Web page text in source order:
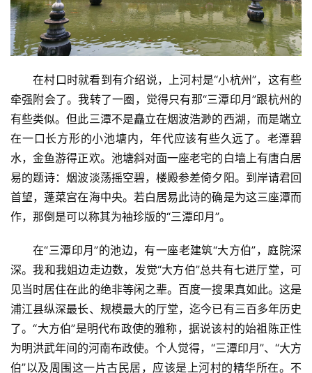
在村口时就看到有介绍说，上河村是“小杭州”，这有些
牵强附会了。我转了一圈，觉得只有那“三潭印月”跟杭州的
有些类似。但此三潭不是矗立在烟波浩渺的西湖，而是端立
在一口长方形的小池塘内，年代应该有些久远了。老潭碧
水，金鱼游得正欢。池塘斜对面一座老宅的白墙上有唐白居
易的题诗：烟波淡荡摇空碧，楼殿参差倚夕阳。到岸请君回
首望，蓬菜宫在海中央。若白居易此诗的确是为这三座潭而
作，那倒是可以称其为袖珍版的“三潭印月”。
在“三潭印月”的池边，有一座老建筑“大方伯”，庭院深
深。我和我姐边走边数，发觉“大方伯”总共有七进厅堂，可
见当时居住在此的绝非等闲之辈。百度一搜果真如此。这是
浦江县纵深最长、规模最大的厅堂，迄今已有三百多年历史
了。“大方伯”是明代布政使的雅称，据说该村的始祖陈正性
为明洪武年间的河南布政使。个人觉得，“三潭印月”、“大方
伯”以及周围这一片古民居，应该是上河村的精华所在。不